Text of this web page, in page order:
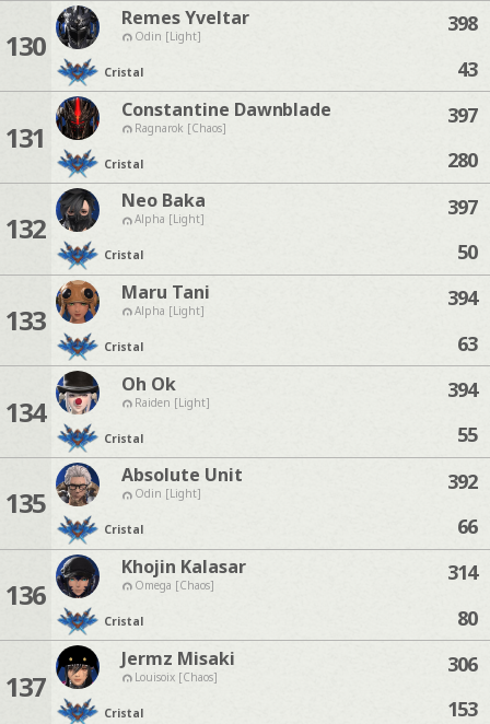
130
Remes Yveltar
Odin [Light]
Cristal
398
43
131
Constantine Dawnblade
Ragnarok [Chaos]
Cristal
397
280
132
Neo Baka
Alpha [Light]
Cristal
397
50
133
Maru Tani
Alpha [Light]
Cristal
394
63
134
Oh Ok
Raiden [Light]
Cristal
394
55
135
Absolute Unit
Odin [Light]
Cristal
392
66
136
Khojin Kalasar
Omega [Chaos]
Cristal
314
80
137
Jermz Misaki
Louisoix [Chaos]
Cristal
306
153